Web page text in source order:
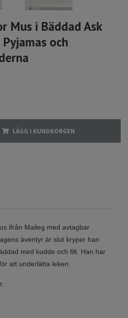
Mus i Bäddad Ask
och
LÄGG I KUNDKORGEN
ifrån Maileg med avtagbar
äventyr är slut kryper han
med kudde och filt. Han har
att underlätta leken.